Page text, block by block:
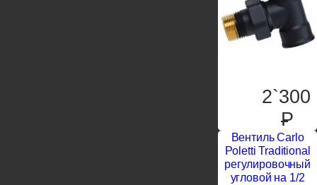
2`300
P
Вентиль Carlo
Poletti Traditional
регулировочный
угловой на 1/2